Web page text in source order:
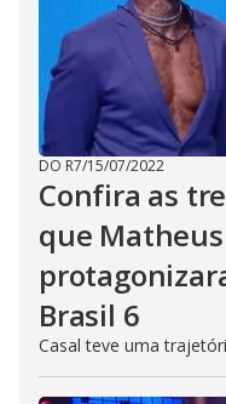
DO R7/15/07/2022
Confira as
que
Brasil 6
Casal teve uma